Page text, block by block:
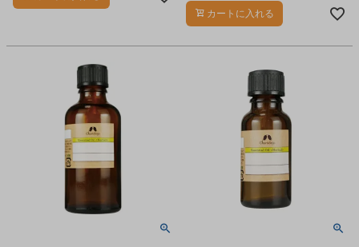
な香りのエッセンシャルオイルで
す。
カートに入れる